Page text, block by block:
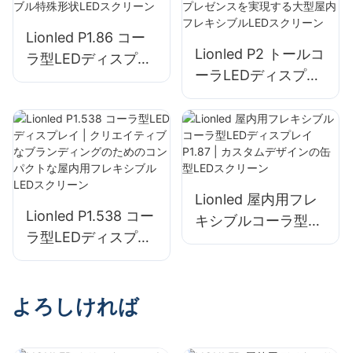
Lionled P1.86 コー
ラ型LEDディスプレ
イ | 屋内用フレキシ
クリーン
Lionled P2 トールコ
ーラLEDディスプレ
イ | 強力なブランド
プレゼンスを実現す
る大型屋内フレキシ
ブルLEDスクリーン
Lionled P1.538 コー
ラ型LEDディスプレ
イ | クリエイティブ
ためのコンパクトな
屋内用フレキシブル
LEDスクリーン
Lionled 屋内用フレ
キシブルコーラ型
LEDディスプレイ
よろしければ